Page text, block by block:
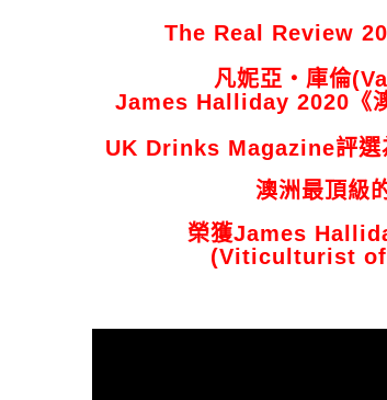
The Real Review
凡妮亞‧庫倫
James Halliday 2020《
UK Drinks Magazine評選
澳洲最頂級
榮獲James
(Viticulturist of